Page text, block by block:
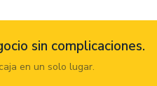
sin complicaciones.
en un solo lugar.